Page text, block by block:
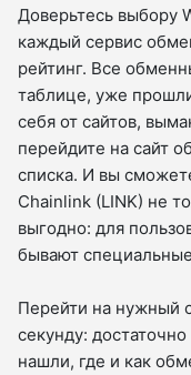
Доверьтесь выбору
каждый сервис
рейтинг. Все
таблице, уже
себя от сайтов,
перейдите на сайт
списка. И вы
Chainlink (LINK) не
выгодно: для
бывают
Перейти на нужный
секунду:
нашли, где и как